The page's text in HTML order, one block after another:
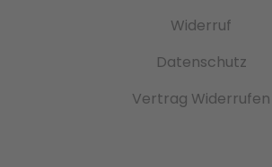
Widerruf
Datenschutz
Vertrag Widerrufen